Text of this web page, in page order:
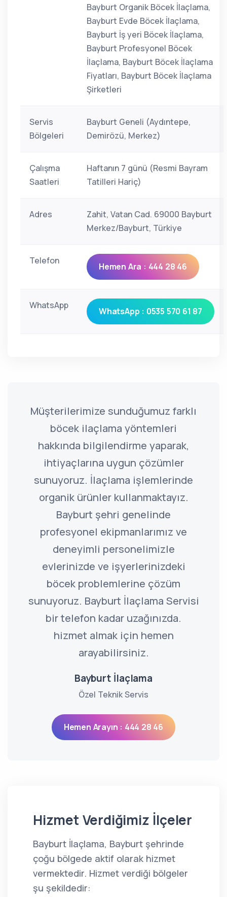
Bayburt Organik Böcek İlaçlama,
Bayburt Evde Böcek İlaçlama,
Bayburt İş yeri Böcek İlaçlama,
Bayburt Profesyonel Böcek
İlaçlama, Bayburt Böcek İlaçlama
Fiyatları, Bayburt Böcek İlaçlama
Şirketleri
Servis
Bölgeleri
Bayburt Geneli (Aydıntepe,
Demirözü, Merkez)
Çalışma
Saatleri
Haftanın 7 günü (Resmi Bayram
Tatilleri Hariç)
Adres
Zahit, Vatan Cad. 69000 Bayburt
Merkez/Bayburt, Türkiye
Telefon
Hemen Ara : 444 28 46
WhatsApp
WhatsApp : 0535 570 61 87
Müşterilerimize sunduğumuz farklı
böcek ilaçlama yöntemleri
hakkında bilgilendirme yaparak,
ihtiyaçlarına uygun çözümler
sunuyoruz. İlaçlama işlemlerinde
organik ürünler kullanmaktayız.
Bayburt şehri genelinde
profesyonel ekipmanlarımız ve
deneyimli personelimizle
evlerinizde ve işyerlerinizdeki
böcek problemlerine çözüm
sunuyoruz. Bayburt İlaçlama Servisi
bir telefon kadar uzağınızda.
hizmet almak için hemen
arayabilirsiniz.
Bayburt İlaçlama
Özel Teknik Servis
Hemen Arayın : 444 28 46
Hizmet Verdiğimiz İlçeler
Bayburt İlaçlama, Bayburt şehrinde
çoğu bölgede aktif olarak hizmet
vermektedir. Hizmet verdiği bölgeler
şu şekildedir: